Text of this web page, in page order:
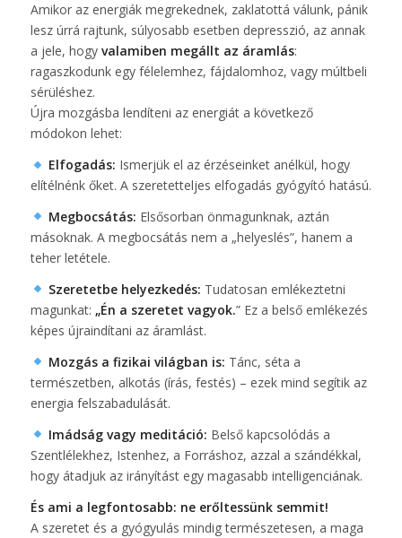
Amikor az energiák megrekednek, zaklatottá válunk, pánik
lesz úrrá rajtunk, súlyosabb esetben depresszió, az annak
a jele, hogy valamiben megállt az áramlás:
ragaszkodunk egy félelemhez, fájdalomhoz, vagy múltbeli
sérüléshez.
Újra mozgásba lendíteni az energiát a következő
módokon lehet:
Elfogadás: Ismerjük el az érzéseinket anélkül, hogy
elítélnénk őket. A szeretetteljes elfogadás gyógyító hatású.
Megbocsátás: Elsősorban önmagunknak, aztán
másoknak. A megbocsátás nem a „helyeslés”, hanem a
teher letétele.
Szeretetbe helyezkedés: Tudatosan emlékeztetni
magunkat: „Én a szeretet vagyok.” Ez a belső emlékezés
képes újraindítani az áramlást.
Mozgás a fizikai világban is: Tánc, séta a
természetben, alkotás (írás, festés) – ezek mind segítik az
energia felszabadulását.
Imádság vagy meditáció: Belső kapcsolódás a
Szentlélekhez, Istenhez, a Forráshoz, azzal a szándékkal,
hogy átadjuk az irányítást egy magasabb intelligenciának.
És ami a legfontosabb: ne erőltessünk semmit!
A szeretet és a gyógyulás mindig természetesen, a maga